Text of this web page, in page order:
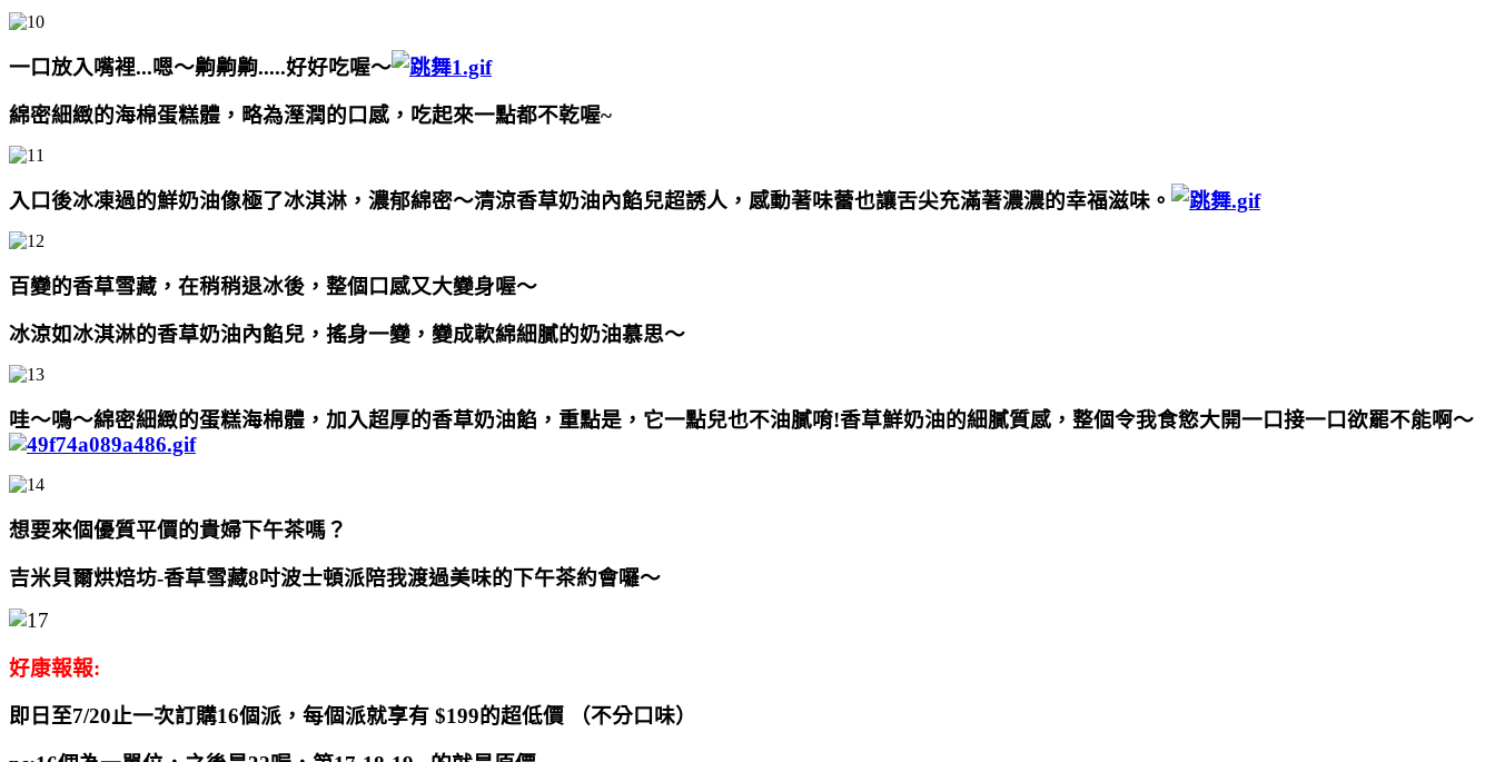
一口放入嘴裡...嗯～齁齁齁.....好好吃喔～
綿密細緻的海棉蛋糕體， 略為溼潤的口感， 吃起來一點都不乾喔~
入口後冰凍過的鮮奶油像極了冰淇淋，濃郁綿密～清涼香草奶油內餡兒超誘人，感動著味蕾也讓舌尖充滿著濃濃的幸福滋味。
百變的香草雪藏，在稍稍退冰後，整個口感又大變身喔～
冰涼如冰淇淋的香草奶油內餡兒，搖身一變，變成軟綿細膩的奶油慕思～
哇～鳴～綿密細緻的蛋糕海棉體，加入超厚的香草奶油餡 ，重點是，它一點兒也不油膩唷!香草鮮奶油的細膩質感，整個令我食慾大開一口接一口欲罷不能啊～
想要來個優質平價的貴婦下午茶嗎？
吉米貝爾烘焙坊-香草雪藏8吋波士頓派陪我渡過美味的下午茶約會囉～
好康報報:
即日至7/20止一次訂購16個派，每個派就享有 $199的超低價 （不分口味）